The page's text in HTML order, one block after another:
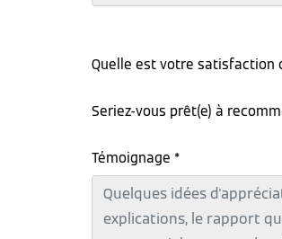
Quelle est votre satisfaction
Seriez-vous prêt(e) à
Témoignage *